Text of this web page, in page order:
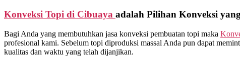
Konveksi Topi di Cibuaya adalah Pilihan Konveksi
Bagi Anda yang membutuhkan jasa konveksi pembuatan topi maka
profesional kami. Sebelum topi diproduksi massal Anda pun dapat
kualitas dan waktu yang telah dijanjikan.